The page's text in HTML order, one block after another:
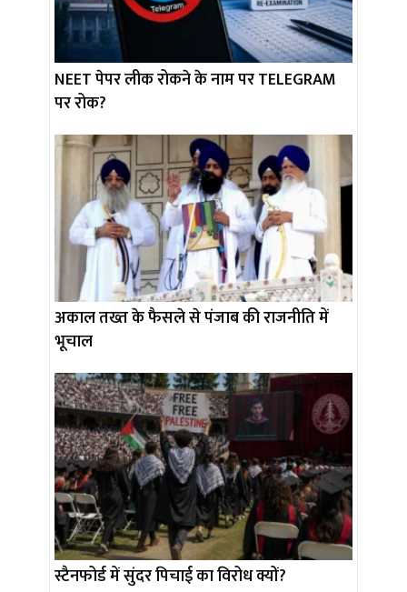
NEET पेपर लीक रोकने के नाम पर TELEGRAM
पर रोक?
अकाल तख्त के फैसले से पंजाब की राजनीति में
भूचाल
स्टैनफोर्ड में सुंदर पिचाई का विरोध क्यों?